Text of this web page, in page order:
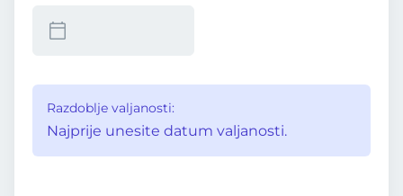
Razdoblje valjanosti:
Najprije unesite datum valjanosti.